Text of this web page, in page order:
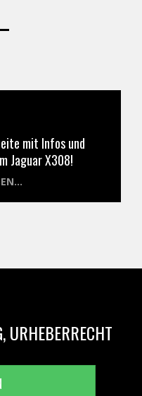
mit Infos und
Jaguar X308!
URHEBERRECHT